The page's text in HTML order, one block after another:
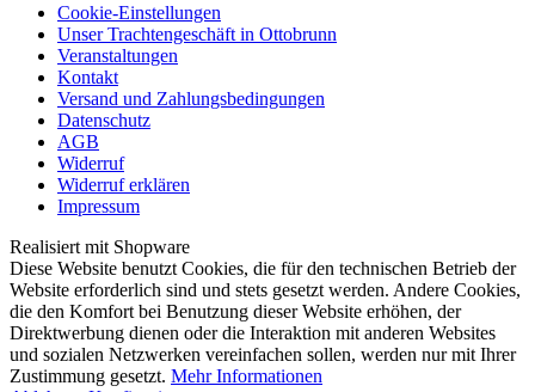
Cookie-Einstellungen
Unser Trachtengeschäft in Ottobrunn
Veranstaltungen
Kontakt
Versand und Zahlungsbedingungen
Datenschutz
AGB
Widerruf
Widerruf erklären
Impressum
Realisiert mit Shopware
Diese Website benutzt Cookies, die für den technischen Betrieb der
Website erforderlich sind und stets gesetzt werden. Andere Cookies,
die den Komfort bei Benutzung dieser Website erhöhen, der
Direktwerbung dienen oder die Interaktion mit anderen Websites
und sozialen Netzwerken vereinfachen sollen, werden nur mit Ihrer
Zustimmung gesetzt. Mehr Informationen